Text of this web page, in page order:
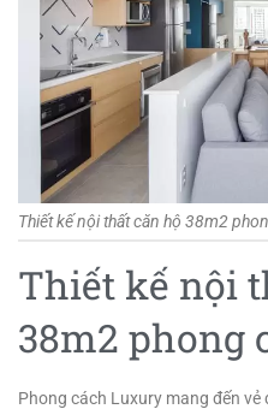
Thiết kế nội thất căn hộ 38m2
Thiết kế nội
38m2 phong
Phong cách Luxury mang đến